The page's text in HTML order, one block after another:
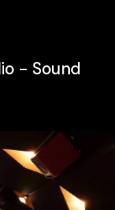
- Sound